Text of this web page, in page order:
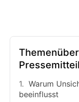
Warum
beeinflusst